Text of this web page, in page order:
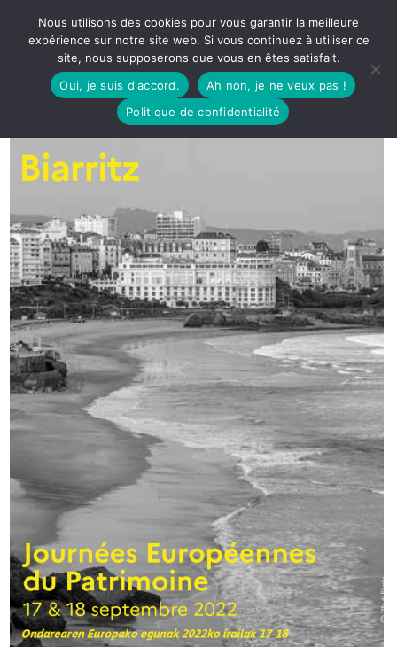
Nous utilisons des cookies pour vous garantir la meilleure
expérience sur notre site web. Si vous continuez à utiliser ce
site, nous supposerons que vous en êtes satisfait.
Oui, je suis d'accord.
Ah non, je ne veux pas !
Politique de confidentialité